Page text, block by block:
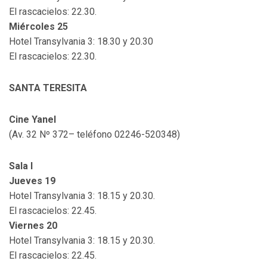
El rascacielos: 22.30.
Miércoles 25
Hotel Transylvania 3: 18.30 y 20.30
El rascacielos: 22.30.
SANTA TERESITA
Cine Yanel
(Av. 32 Nº 372– teléfono 02246-520348)
Sala I
Jueves 19
Hotel Transylvania 3: 18.15 y 20.30.
El rascacielos: 22.45.
Viernes 20
Hotel Transylvania 3: 18.15 y 20.30.
El rascacielos: 22.45.